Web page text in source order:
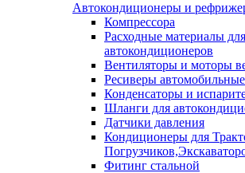
Автокондиционеры и
Компрессора
Расходные материалы для
автокондиционеров
Вентиляторы и моторы
Ресиверы автомобильные
Конденсаторы и
Шланги для
Датчики давления
Кондиционеры для
Фитинг стальной